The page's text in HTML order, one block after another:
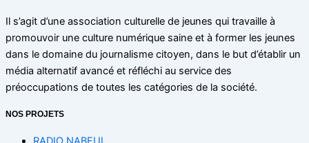
Il s’agit d’une association culturelle de jeunes qui travaille à
promouvoir une culture numérique saine et à former les jeunes
dans le domaine du journalisme citoyen, dans le but d’établir un
média alternatif avancé et réfléchi au service des
préoccupations de toutes les catégories de la société.
NOS PROJETS